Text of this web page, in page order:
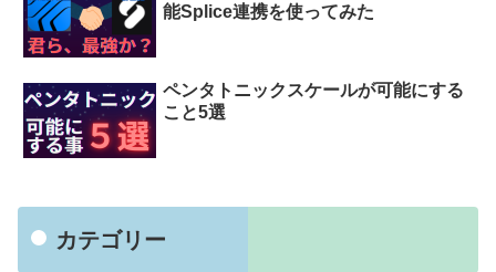
能Splice連携を使ってみた
ペンタトニックスケールが可能にする
こと5選
カテゴリー